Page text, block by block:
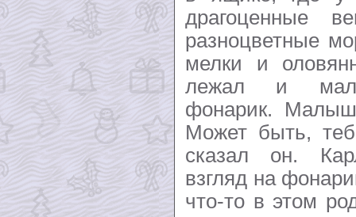
драгоценные
разноцветные
мелки и
лежал и
фонарик.
Может быть,
сказал он.
взгляд на
что-то в этом